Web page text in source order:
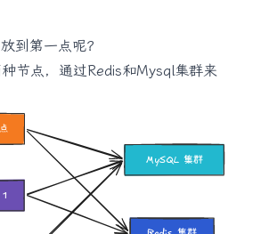
到第一点呢？
节点，通过Redis和Mysql集群来